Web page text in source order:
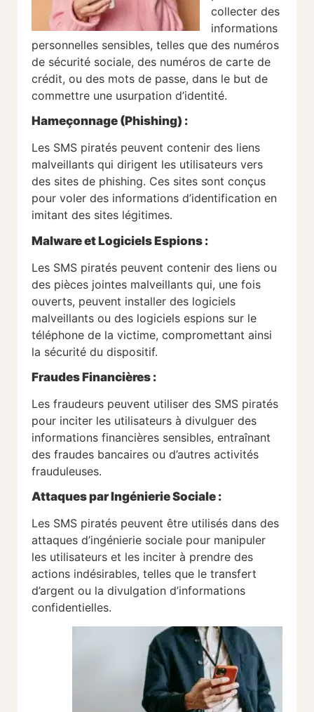
collecter des
informations
personnelles sensibles, telles que des numéros
de sécurité sociale, des numéros de carte de
crédit, ou des mots de passe, dans le but de
commettre une usurpation d’identité.
Hameçonnage (Phishing) :
Les SMS piratés peuvent contenir des liens
malveillants qui dirigent les utilisateurs vers
des sites de phishing. Ces sites sont conçus
pour voler des informations d’identification en
imitant des sites légitimes.
Malware et Logiciels Espions :
Les SMS piratés peuvent contenir des liens ou
des pièces jointes malveillants qui, une fois
ouverts, peuvent installer des logiciels
malveillants ou des logiciels espions sur le
téléphone de la victime, compromettant ainsi
la sécurité du dispositif.
Fraudes Financières :
Les fraudeurs peuvent utiliser des SMS piratés
pour inciter les utilisateurs à divulguer des
informations financières sensibles, entraînant
des fraudes bancaires ou d’autres activités
frauduleuses.
Attaques par Ingénierie Sociale :
Les SMS piratés peuvent être utilisés dans des
attaques d’ingénierie sociale pour manipuler
les utilisateurs et les inciter à prendre des
actions indésirables, telles que le transfert
d’argent ou la divulgation d’informations
confidentielles.